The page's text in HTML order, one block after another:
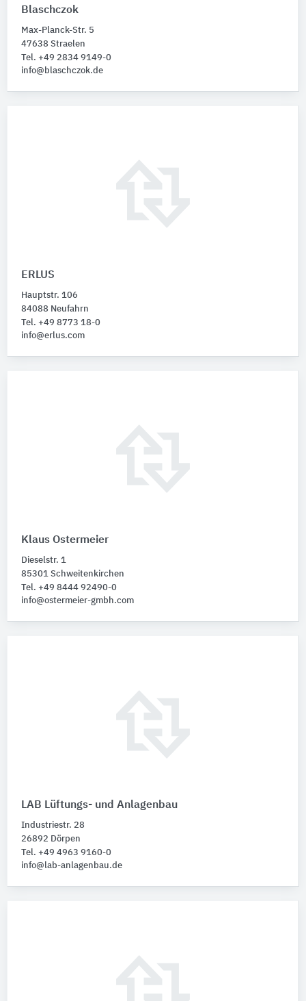
Blaschczok
Max-Planck-Str. 5
47638 Straelen
Tel. +49 2834 9149-0
info@blaschczok.de
ERLUS
Hauptstr. 106
84088 Neufahrn
Tel. +49 8773 18-0
info@erlus.com
Klaus Ostermeier
Dieselstr. 1
85301 Schweitenkirchen
Tel. +49 8444 92490-0
info@ostermeier-gmbh.com
LAB Lüftungs- und Anlagenbau
Industriestr. 28
26892 Dörpen
Tel. +49 4963 9160-0
info@lab-anlagenbau.de